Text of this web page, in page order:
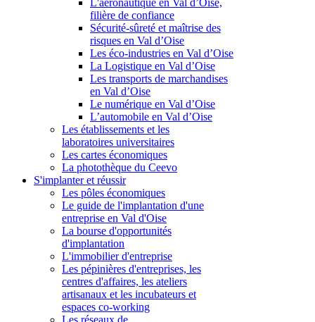
L'aéronautique en Val d’Oise,
filière de confiance
Sécurité-sûreté et maîtrise des
risques en Val d’Oise
Les éco-industries en Val d’Oise
La Logistique en Val d’Oise
Les transports de marchandises
en Val d’Oise
Le numérique en Val d’Oise
L’automobile en Val d’Oise
Les établissements et les
laboratoires universitaires
Les cartes économiques
La photothèque du Ceevo
S'implanter et réussir
Les pôles économiques
Le guide de l'implantation d'une
entreprise en Val d'Oise
La bourse d'opportunités
d'implantation
L'immobilier d'entreprise
Les pépinières d'entreprises, les
centres d'affaires, les ateliers
artisanaux et les incubateurs et
espaces co-working
Les réseaux de